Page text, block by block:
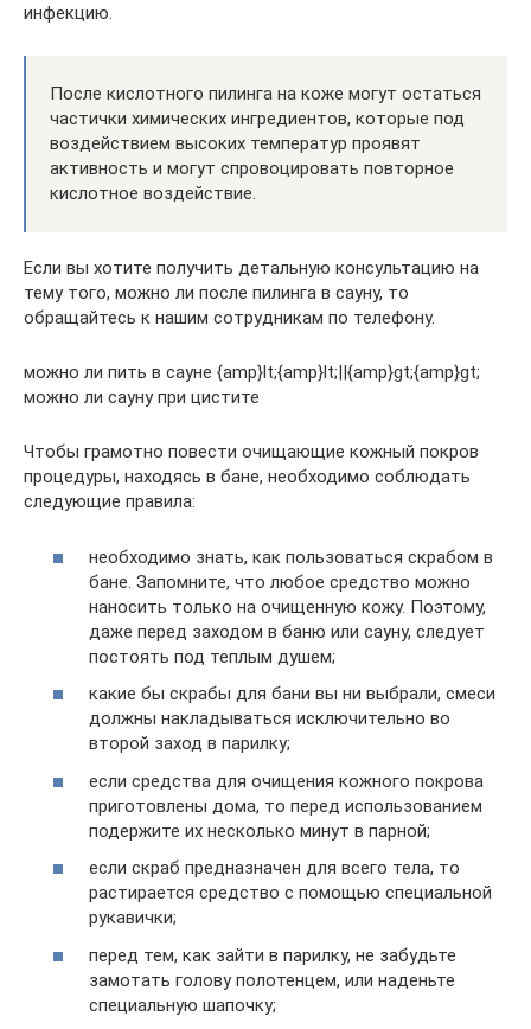
инфекцию.
После кислотного пилинга на коже могут остаться
частички химических ингредиентов, которые под
воздействием высоких температур проявят
активность и могут спровоцировать повторное
кислотное воздействие.
Если вы хотите получить детальную консультацию на
тему того, можно ли после пилинга в сауну, то
обращайтесь к нашим сотрудникам по телефону.
можно ли пить в сауне {amp}lt;{amp}lt;||{amp}gt;{amp}gt;
можно ли сауну при цистите
Чтобы грамотно повести очищающие кожный покров
процедуры, находясь в бане, необходимо соблюдать
следующие правила:
необходимо знать, как пользоваться скрабом в
бане. Запомните, что любое средство можно
наносить только на очищенную кожу. Поэтому,
даже перед заходом в баню или сауну, следует
постоять под теплым душем;
какие бы скрабы для бани вы ни выбрали, смеси
должны накладываться исключительно во
второй заход в парилку;
если средства для очищения кожного покрова
приготовлены дома, то перед использованием
подержите их несколько минут в парной;
если скраб предназначен для всего тела, то
растирается средство с помощью специальной
рукавички;
перед тем, как зайти в парилку, не забудьте
замотать голову полотенцем, или наденьте
специальную шапочку;